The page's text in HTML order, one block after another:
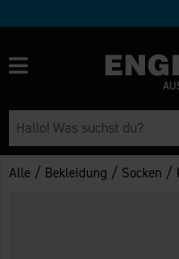
Alle / Bekleidung / Socken /